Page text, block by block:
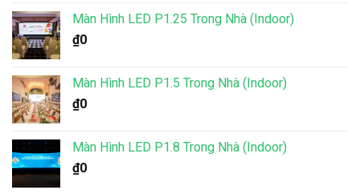
Màn Hình LED P1.25 Trong Nhà (Indoor)
₫0
Màn Hình LED P1.5 Trong Nhà (Indoor)
₫0
Màn Hình LED P1.8 Trong Nhà (Indoor)
₫0